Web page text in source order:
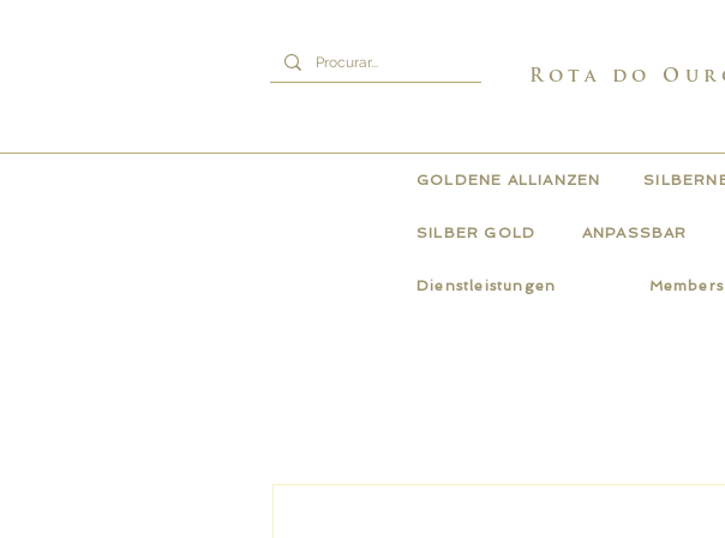
Rota do
GOLDENE ALLIANZEN
SILBER GOLD ANPASSBAR
Dienstleistungen Members